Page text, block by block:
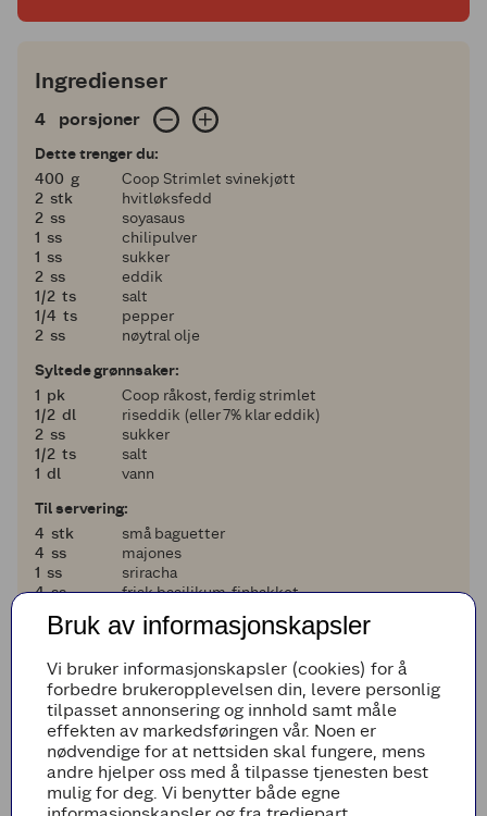
Ingredienser
4 porsjoner
4 porsjoner
Dette trenger du:
400
400 g
Coop Strimlet svinekjøtt
2
2 stk
hvitløksfedd
2
2 ss
soyasaus
11 ss
chilipulver
11 ss
sukker
2
2 ss
eddik
en halv
1/2 ts
salt
en fjerdedel
1/4 ts
pepper
2
2 ss
nøytral olje
Syltede grønnsaker:
11 pk
Coop råkost, ferdig strimlet
en halv
1/2 dl
riseddik (eller 7% klar eddik)
2
2 ss
sukker
en halv
1/2 ts
salt
11 dl
vann
Til servering:
4
4 stk
små baguetter
4
4 ss
majones
11 ss
sriracha
4
4 ss
frisk basilikum, finhakket
en halv
1/2
agurk, i tynne strimler
stk rød chili, finhakket
Legg til i handleliste
Fremgangsmetode
Bruk av informasjonskapsler
Vi bruker informasjonskapsler (cookies) for å
forbedre brukeropplevelsen din, levere personlig
tilpasset annonsering og innhold samt måle
effekten av markedsføringen vår. Noen er
nødvendige for at nettsiden skal fungere, mens
andre hjelper oss med å tilpasse tjenesten best
mulig for deg. Vi benytter både egne